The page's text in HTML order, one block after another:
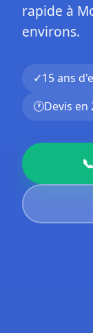
rapide à
environs.
✓15 ans
🕐Devis en
📞